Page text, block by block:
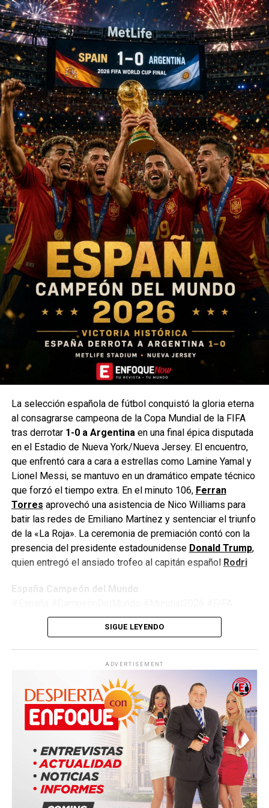
La selección española de fútbol conquistó la gloria eterna
al consagrarse campeona de la Copa Mundial de la FIFA
tras derrotar 1-0 a Argentinaen una final épica disputada
en el Estadio de Nueva York/Nueva Jersey. El encuentro,
que enfrentó cara a cara a estrellas como Lamine Yamal y
Lionel Messi, se mantuvo en un dramático empate técnico
que forzó el tiempo extra. En el minuto 106, Ferran
Torres aprovechó una asistencia de Nico Williams para
batir las redes de Emiliano Martínez y sentenciar el triunfo
de la «La Roja». La ceremonia de premiación contó con la
presencia del presidente estadounidense Donald Trump,
quien entregó el ansiado trofeo al capitán español Rodri
España Campeón del Mundo
#Argentina #Fútbol #LaRoja #WorldCup2026
#JimmyPizarro #EnfoqueNow
SIGUE LEYENDO
ADVERTISEMENT